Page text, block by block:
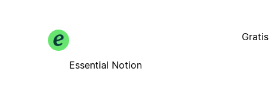
Essential Notion
Gratis